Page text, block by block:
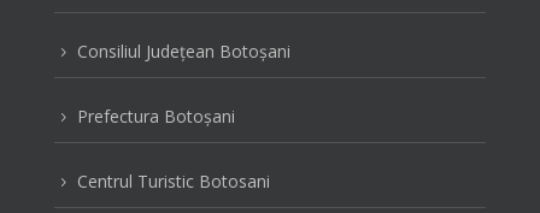
5 Consiliul Judeţean Botoşani
5 Prefectura Botoşani
5 Centrul Turistic Botosani